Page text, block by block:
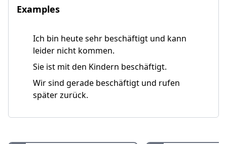
Examples
Ich bin heute sehr beschäftigt und kann
leider nicht kommen.
Sie ist mit den Kindern beschäftigt.
Wir sind gerade beschäftigt und rufen
später zurück.